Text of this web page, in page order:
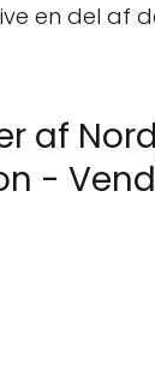
en del af
af
-